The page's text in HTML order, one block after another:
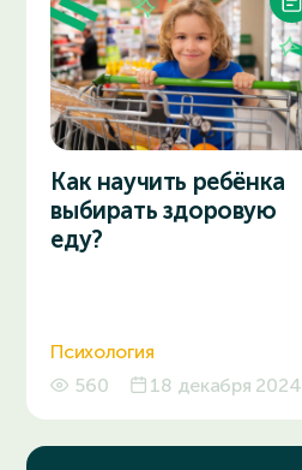
Как научить ребёнка
выбирать здоровую
еду?
Психология
560
18 декабря 2024